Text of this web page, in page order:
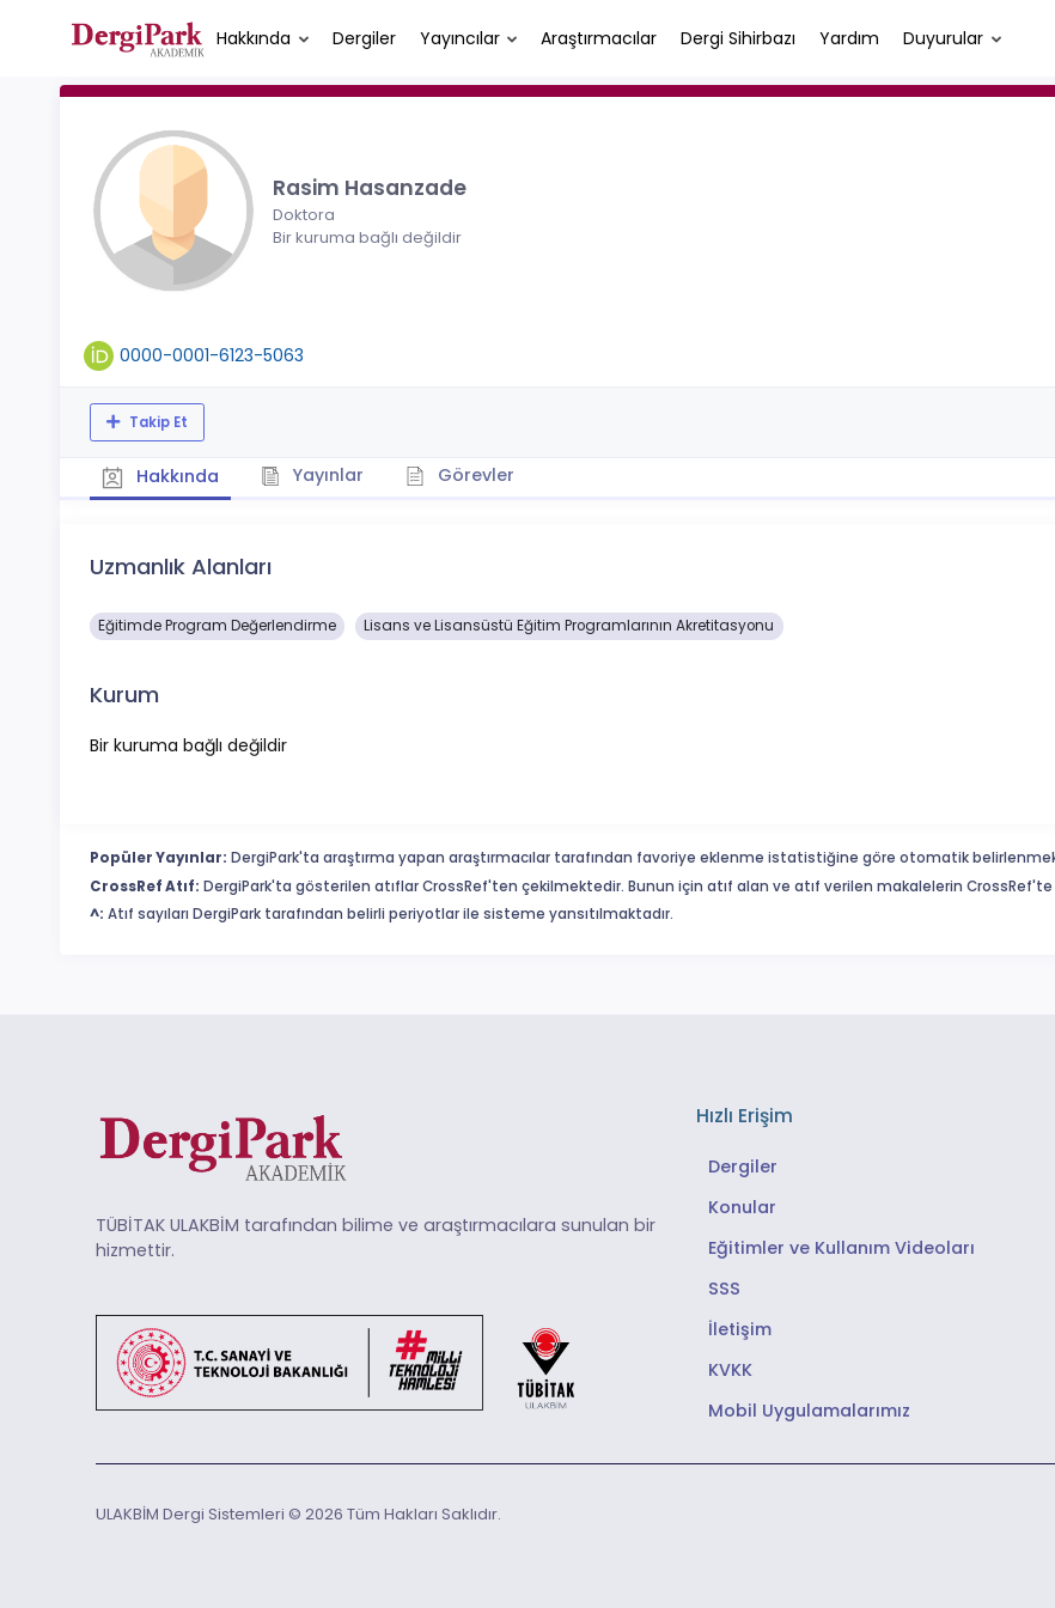
Hakkında Dergiler Yayıncılar Araştırmacılar Dergi Sihirbazı Yardım Duyurular
Rasim Hasanzade
Doktora
Bir kuruma bağlı değildir
0000-0001-6123-5063
Takip Et
Hakkında Yayınlar Görevler
Uzmanlık Alanları
Eğitimde Program Değerlendirme Lisans ve Lisansüstü Eğitim Programlarının Akretitasyonu
Kurum
Bir kuruma bağlı değildir
Popüler Yayınlar: DergiPark'ta araştırma yapan araştırmacılar tarafından favoriye eklenme istatistiğine göre otomatik
CrossRef Atıf: DergiPark'ta gösterilen atıflar CrossRef'ten çekilmektedir. Bunun için atıf alan ve atıf verilen makalelerin CrossRef'te
^: Atıf sayıları DergiPark tarafından belirli periyotlar ile sisteme yansıtılmaktadır.
TÜBİTAK ULAKBİM tarafından bilime ve araştırmacılara sunulan bir
hizmettir.
Hızlı Erişim
Dergiler
Konular
Eğitimler ve Kullanım Videoları
SSS
İletişim
KVKK
Mobil Uygulamalarımız
ULAKBİM Dergi Sistemleri © 2026 Tüm Hakları Saklıdır.